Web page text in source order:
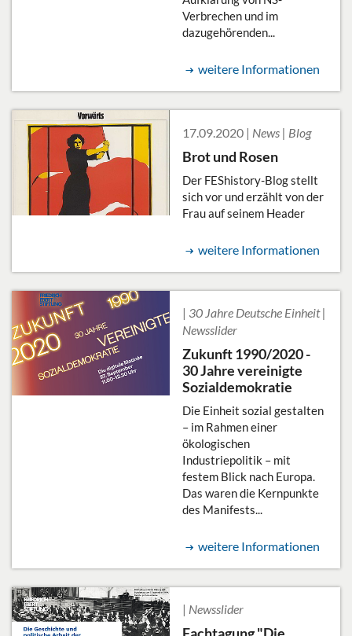
Verbrechen und im
dazugehörenden...
weitere Informationen
17.09.2020 | News | Blog
Brot und Rosen
Der FEShistory-Blog stellt
sich vor und erzählt von der
Frau auf seinem Header
weitere Informationen
| 30 Jahre Deutsche Einheit |
Newsslider
Zukunft 1990/2020 -
30 Jahre vereinigte
Sozialdemokratie
Die Einheit sozial gestalten
– im Rahmen einer
ökologischen
Industriepolitik – mit
festem Blick nach Europa.
Das waren die Kernpunkte
des Manifests...
weitere Informationen
| Newsslider